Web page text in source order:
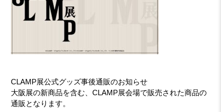
CLAMP展公式グッズ事後通販のお知らせ
大阪展の新商品を含む、CLAMP展会場で販売された商品の
通販となります。